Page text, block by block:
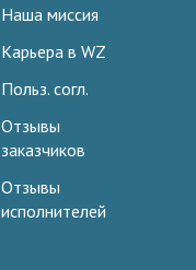
Наша миссия
Карьера в WZ
Польз. согл.
Отзывы
заказчиков
Отзывы
исполнителей